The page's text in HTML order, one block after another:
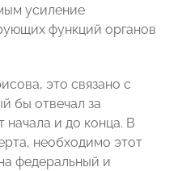
усиление
функций органов
это связано с
бы отвечал за
начала и до конца. В
необходимо этот
федеральный и